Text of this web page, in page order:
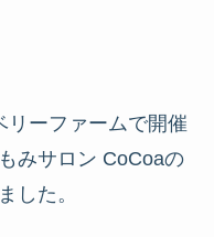
リーファームで開催
みサロン CoCoaの
した。